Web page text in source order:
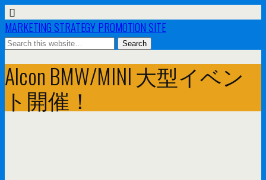
MARKETING STRATEGY PROMOTION SITE
Alcon BMW/MINI 大型イベン
ト開催！